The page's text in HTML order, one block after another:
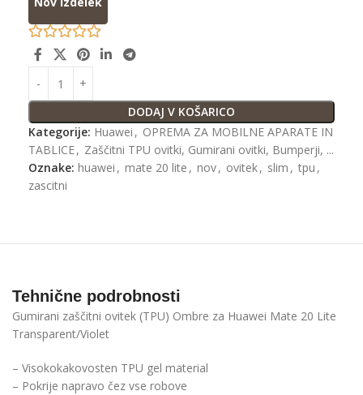
DODAJ V KOŠARICO
Kategorije: Huawei , OPREMA ZA MOBILNE APARATE IN
TABLICE, Zaščitni TPU ovitki, Gumirani ovitki, Bumperji, ...
Oznake: huawei , mate 20 lite , nov, ovitek, slim , tpu ,
zascitni
Tehnične podrobnosti
Gumirani zaščitni ovitek (TPU) Ombre za Huawei Mate 20 Lite
Transparent/Violet
– Visokokakovosten TPU gel material
– Pokrije napravo čez vse robove